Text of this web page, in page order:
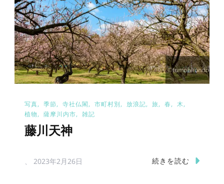
写真 季節 寺社仏閣 市町村別 放浪記 旅 春
木
植物
薩摩川内市 雑記
藤川天神
2023年2月26日 続きを読む